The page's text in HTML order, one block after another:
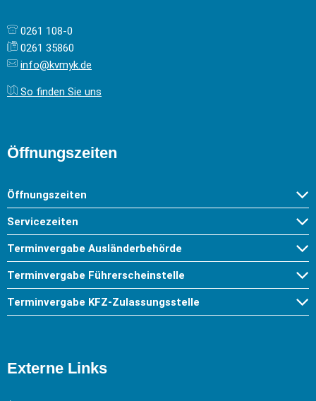
0261 108-0
0261 35860
info@kvmyk.de
So finden Sie uns
Öffnungszeiten
Öffnungszeiten
Servicezeiten
Terminvergabe Ausländerbehörde
Terminvergabe Führerscheinstelle
Terminvergabe KFZ-Zulassungsstelle
Externe Links